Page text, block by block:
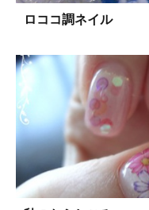
ロココ調ネイル